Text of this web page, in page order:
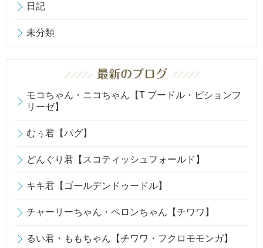
日記
未分類
モコちゃん・ニコちゃん【T プードル・ビションフ
リーゼ】
むぅ君【パグ】
どんぐり君【スコティッシュフォールド】
キキ君【ゴールデンドゥードル】
チャーリーちゃん・ペロンちゃん【チワワ】
るい君・ももちゃん【チワワ・フクロモモンガ】